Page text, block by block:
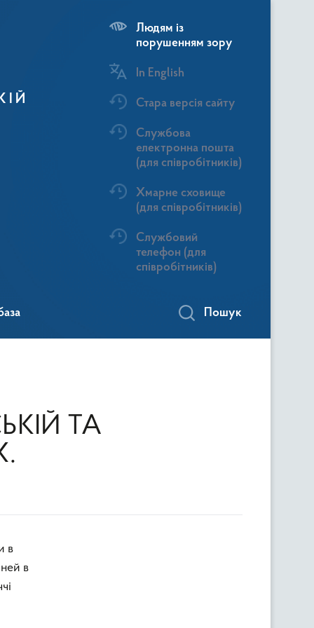
Людям із
порушенням зору
In English
Стара версія сайту
Службова
електронна пошта
(для співробітників)
Хмарне сховище
(для співробітників)
Службовий
телефон (для
співробітників)
Пошук
ТА
в
в